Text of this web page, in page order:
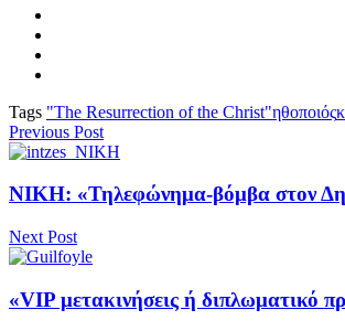
Tags "The Resurrection of the Christ"ηθοποιός
Previous Post
ΝΙΚΗ: «Τηλεφώνημα-βόμβα στον
Next Post
«VIP μετακινήσεις ή διπλωματικό